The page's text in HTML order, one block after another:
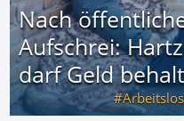
Nach
Aufschrei:
darf Geld
Arbeitslos